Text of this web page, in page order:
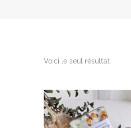
Voici le seul résultat